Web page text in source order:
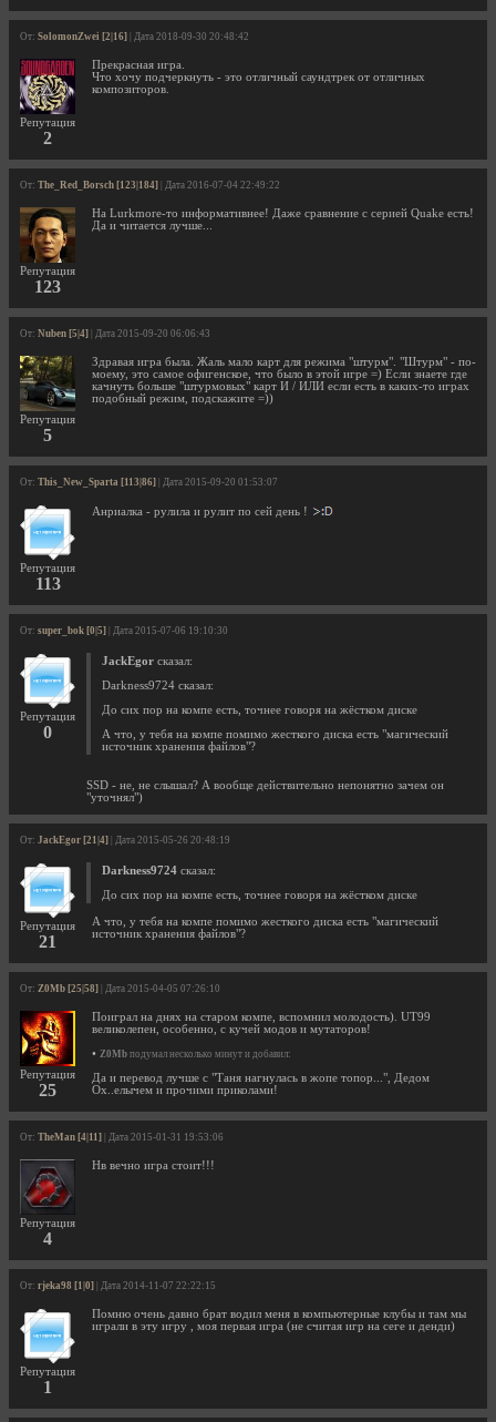
От: SolomonZwei [2|16] | Дата 2018-09-30 20:48:42
Репутация
2
Прекрасная игра.
Что хочу подчеркнуть - это отличный саундтрек от отличных
композиторов.
От: The_Red_Borsch [123|184] | Дата 2016-07-04 22:49:22
Репутация
123
На Lurkmore-то информативнее! Даже сравнение с серией Quake есть!
Да и читается лучше...
От: Nuben [5|4] | Дата 2015-09-20 06:06:43
Репутация
5
Здравая игра была. Жаль мало карт для режима "штурм". "Штурм" - по-
моему, это самое офигенское, что было в этой игре =) Если знаете где
качнуть больше "штурмовых" карт И / ИЛИ если есть в каких-то играх
подобный режим, подскажите =))
От: This_New_Sparta [113|86] | Дата 2015-09-20 01:53:07
Репутация
113
Анриалка - рулила и рулит по сей день !
От: super_bok [0|5] | Дата 2015-07-06 19:10:30
Репутация
0
JackEgor сказал:
Darkness9724 сказал:
До сих пор на компе есть, точнее говоря на жёстком диске
А что, у тебя на компе помимо жесткого диска есть "магический
источник хранения файлов"?
SSD - не, не слышал? А вообще действительно непонятно зачем он
"уточнял")
От: JackEgor [21|4] | Дата 2015-05-26 20:48:19
Репутация
21
Darkness9724 сказал:
До сих пор на компе есть, точнее говоря на жёстком диске
А что, у тебя на компе помимо жесткого диска есть "магический
источник хранения файлов"?
От: Z0Mb [25|58] | Дата 2015-04-05 07:26:10
Репутация
25
Поиграл на днях на старом компе, вспомнил молодость). UT99
великолепен, особенно, с кучей модов и мутаторов!
• Z0Mb подумал несколько минут и добавил:
Да и перевод лучше с "Таня нагнулась в жопе топор...", Дедом
Ох..елычем и прочими приколами!
От: TheMan [4|11] | Дата 2015-01-31 19:53:06
Репутация
4
Нв вечно игра стоит!!!
От: rjeka98 [1|0] | Дата 2014-11-07 22:22:15
Репутация
1
Помню очень давно брат водил меня в компьютерные клубы и там мы
играли в эту игру , моя первая игра (не считая игр на сеге и денди)